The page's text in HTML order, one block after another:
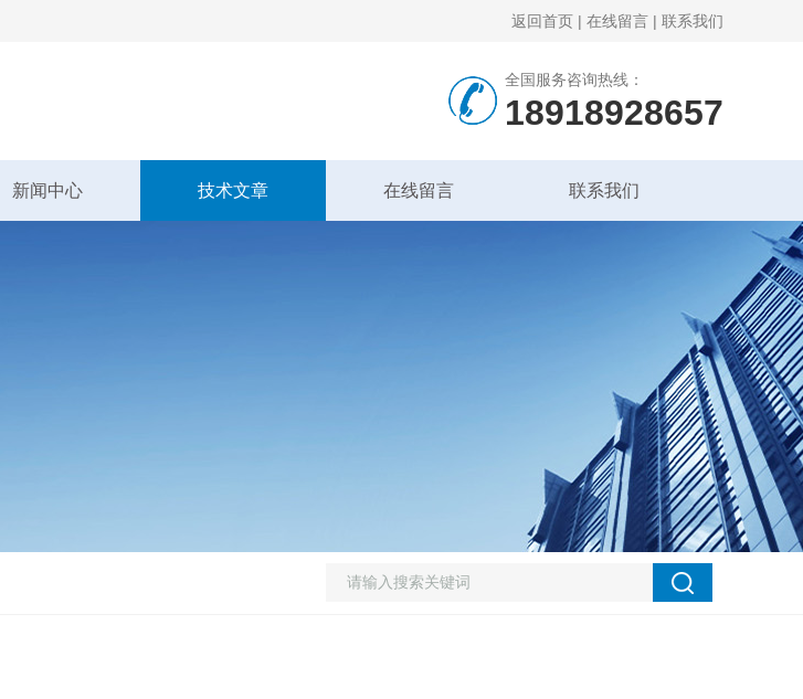
返回首页 | 在线留言 | 联系我们
全国服务咨询热线：
18918928657
新闻中心 技术文章 在线留言 联系我们